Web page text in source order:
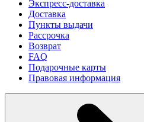
Экспресс-доставка
Доставка
Пункты выдачи
Рассрочка
Возврат
FAQ
Подарочные карты
Правовая информация